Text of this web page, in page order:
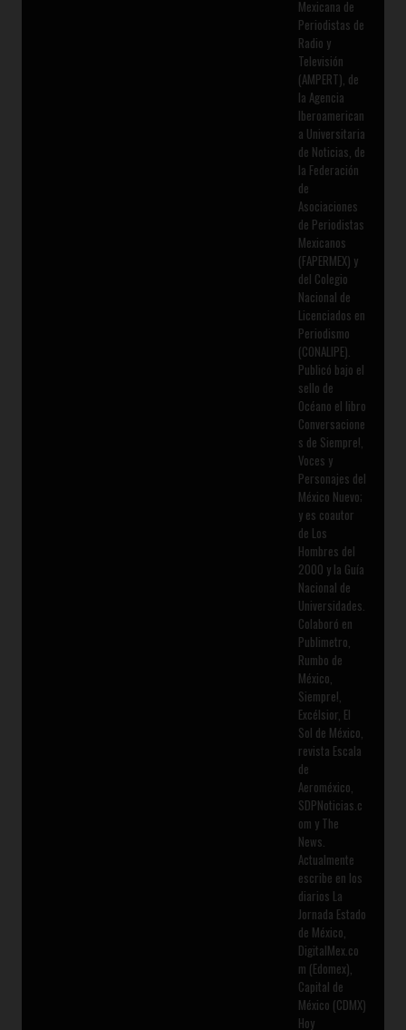
Mexicana de
Periodistas de
Radio y
Televisión
(AMPERT), de
la Agencia
Iberoamerican
a Universitaria
de Noticias, de
la Federación
de
Asociaciones
de Periodistas
Mexicanos
(FAPERMEX) y
del Colegio
Nacional de
Licenciados en
Periodismo
(CONALIPE).
Publicó bajo el
sello de
Océano el libro
Conversacione
s de Siempre!,
Voces y
Personajes del
México Nuevo;
y es coautor
de Los
Hombres del
2000 y la Guía
Nacional de
Universidades.
Colaboró en
Publimetro,
Rumbo de
México,
Siempre!,
Excélsior, El
Sol de México,
revista Escala
de
Aeroméxico,
SDPNoticias.c
om y The
News.
Actualmente
escribe en los
diarios La
Jornada Estado
de México,
DigitalMex.co
m (Edomex),
Capital de
México (CDMX)
Hoy